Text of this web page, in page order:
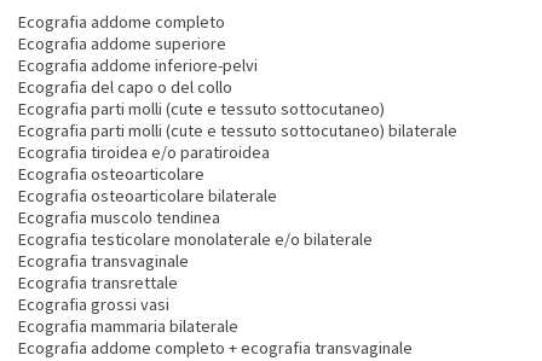
Ecografia addome completo
Ecografia addome superiore
Ecografia addome inferiore-pelvi
Ecografia del capo o del collo
Ecografia parti molli (cute e tessuto sottocutaneo)
Ecografia parti molli (cute e tessuto sottocutaneo) bilaterale
Ecografia tiroidea e/o paratiroidea
Ecografia osteoarticolare
Ecografia osteoarticolare bilaterale
Ecografia muscolo tendinea
Ecografia testicolare monolaterale e/o bilaterale
Ecografia transvaginale
Ecografia transrettale
Ecografia grossi vasi
Ecografia mammaria bilaterale
Ecografia addome completo + ecografia transvaginale